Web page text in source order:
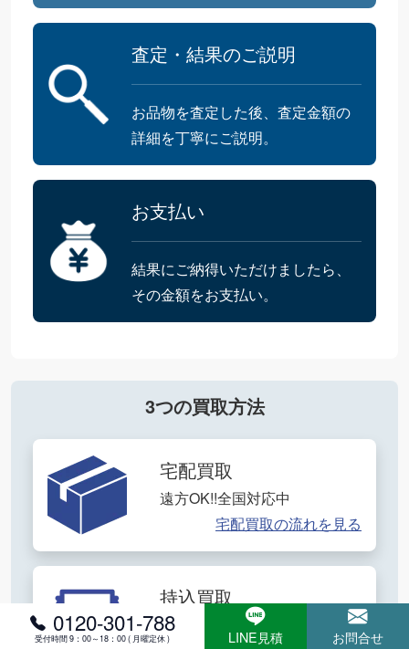
0120-301-788
受付時間 9：00～18：00 ( 月曜定休 ) LINE見積 お問合せ
査定・結果のご説明
お品物を査定した後、査定金額の
詳細を丁寧にご説明。
お支払い
結果にご納得いただけましたら、
その金額をお支払い。
3つの買取方法
宅配買取
遠方OK!!全国対応中
宅配買取の流れを見る
持込買取
その場で即現金化OK